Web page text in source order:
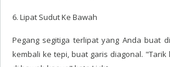
6. Lipat Sudut Ke Bawah
Pegang segitiga terlipat yang Anda buat
kembali ke tepi, buat garis diagonal.